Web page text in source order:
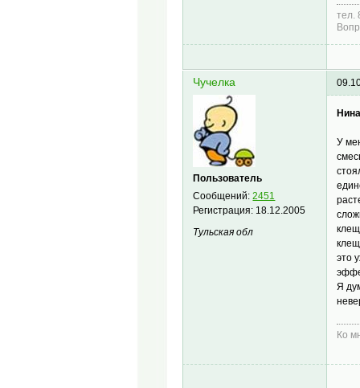
тел.
Чучелка
Пользователь
Сообщений:2451
Регистрация: 18.12.2005
Тульская обл
У
это
Я
Ко